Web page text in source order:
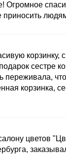
Огромное
приносить
корзинку,
сестре
переживала,
корзинка,
цветов